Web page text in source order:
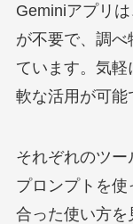
Geminiアプリ
が不要で、調
ています。気
軟な活用が可能
それぞれのツ
プロンプトを
合った使い方を